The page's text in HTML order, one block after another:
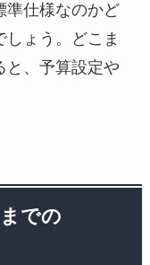
準仕様なのかど
しょう。どこま
と、予算設定や
での